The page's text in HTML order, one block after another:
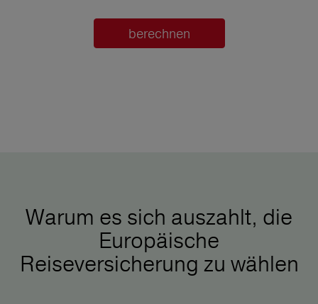
berechnen
Warum es sich auszahlt, die
Europäische
Reiseversicherung zu wählen